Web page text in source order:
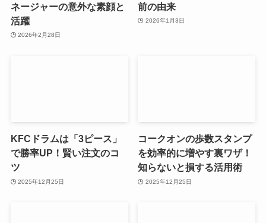
ネージャーの意外な素顔と
活躍
2026年2月28日
前の由来
2026年1月3日
KFCドラムは「3ピース」
で勝率UP！賢い注文のコ
ツ
2025年12月25日
コークオンの歩数スタンプ
を効率的に増やす裏ワザ！
知らないと損する活用術
2025年12月25日